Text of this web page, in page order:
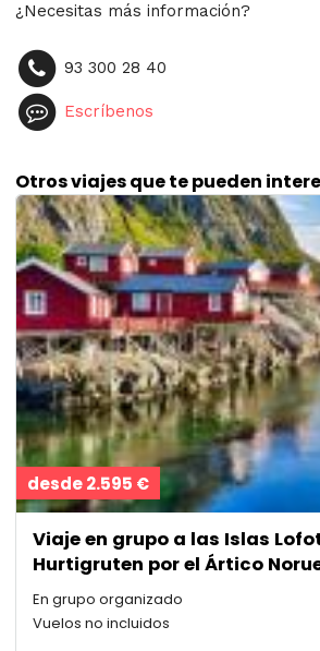
¿Necesitas más información?
93 300 28 40
Escríbenos
Otros viajes que te pueden
desde 2.595 €
Viaje en grupo a las Islas
Hurtigruten por el Ártico
En grupo organizado
Vuelos no incluidos